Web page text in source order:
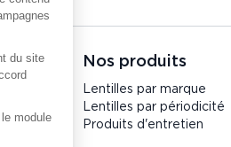
? Nos produits
Lentilles par marque
Lentilles par périodicité
Produits d'entretien